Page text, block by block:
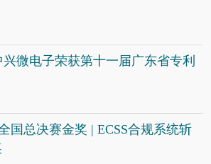
微电子荣获第十一届广东省专利
国总决赛金奖 | ECSS合规系统斩